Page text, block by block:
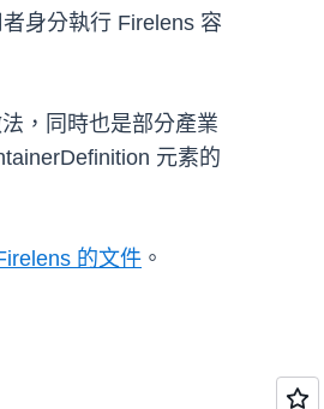
身分執行 Firelens 容
，同時也是部分產業
元素的
的文件 。